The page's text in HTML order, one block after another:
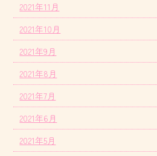
2021年11月
2021年10月
2021年9月
2021年8月
2021年7月
2021年6月
2021年5月